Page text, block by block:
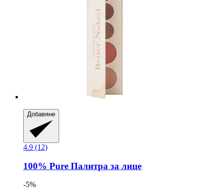
Добавяне
4.9 (12)
100% Pure Палитра за лице
-5%